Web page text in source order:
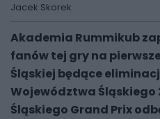
Jacek Skorek
Akademia Rummikub
fanów tej gry na
Śląskiej będące
Województwa Śląskiego
Śląskiego Grand Prix